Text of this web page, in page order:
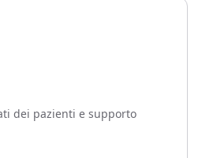
dei pazienti e supporto